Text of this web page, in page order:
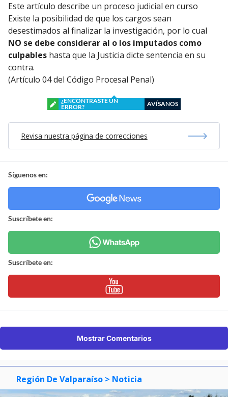
Este artículo describe un proceso judicial en curso
Existe la posibilidad de que los cargos sean
desestimados al finalizar la investigación, por lo cual
NO se debe considerar al o los imputados como
culpables hasta que la Justicia dicte sentencia en su
contra.
(Artículo 04 del Código Procesal Penal)
¿ENCONTRASTE UN
ERROR?
AVÍSANOS
Revisa nuestra página de correcciones
Síguenos en:
Suscríbete en:
Suscríbete en:
Mostrar Comentarios
Región De Valparaíso > Noticia